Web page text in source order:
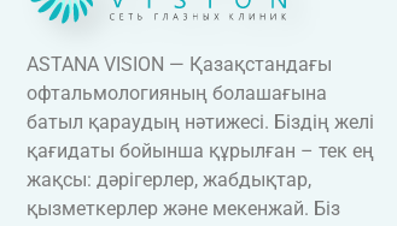
ASTANA VISION — Қазақстандағы
офтальмологияның болашағына
батыл қараудың нәтижесі. Біздің желі
қағидаты бойынша құрылған – тек ең
жақсы: дәрігерлер, жабдықтар,
қызметкерлер және мекенжай. Біз